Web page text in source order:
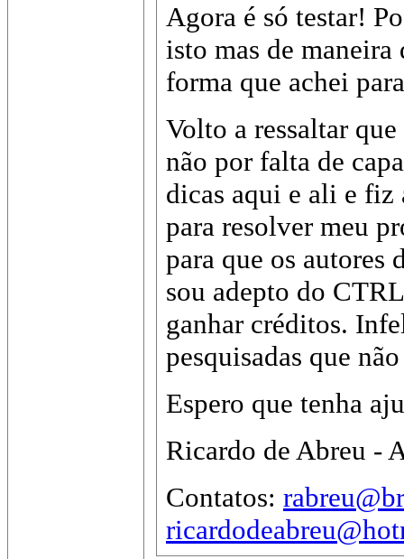
Agora é só testar!
isto mas de
forma que achei
Volto a ressaltar
não por falta de
dicas aqui e ali e fiz
para resolver meu
para que os autores
sou adepto do
ganhar créditos.
pesquisadas que
Espero que tenha
Ricardo de Abreu -
Contatos: